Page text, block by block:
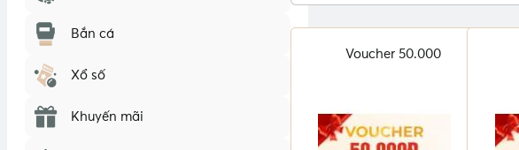
Bắn cá
Xổ số
Khuyến mãi
Voucher 50.000